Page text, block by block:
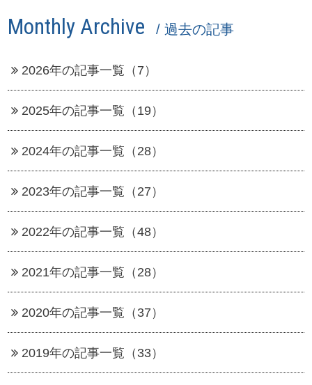
Monthly Archive / 過去の記事
2026年の記事一覧（7）
2025年の記事一覧（19）
2024年の記事一覧（28）
2023年の記事一覧（27）
2022年の記事一覧（48）
2021年の記事一覧（28）
2020年の記事一覧（37）
2019年の記事一覧（33）